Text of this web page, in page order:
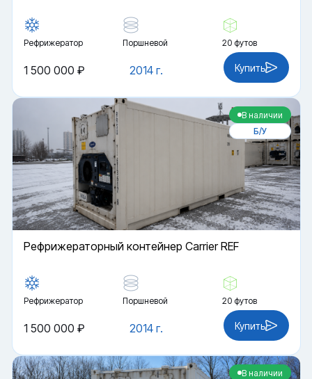
Рефрижератор Поршневой 20 футов
2014 г.
1 500 000 ₽ Купить
В наличии
Б/У
Рефрижераторный контейнер Carrier REF
Рефрижератор Поршневой 20 футов
2014 г.
1 500 000 ₽ Купить
В наличии